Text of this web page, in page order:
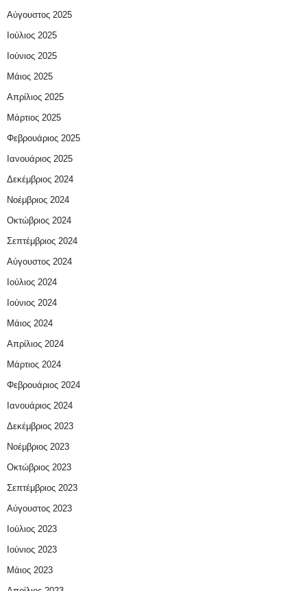
Αύγουστος 2025
Ιούλιος 2025
Ιούνιος 2025
Μάιος 2025
Απρίλιος 2025
Μάρτιος 2025
Φεβρουάριος 2025
Ιανουάριος 2025
Δεκέμβριος 2024
Νοέμβριος 2024
Οκτώβριος 2024
Σεπτέμβριος 2024
Αύγουστος 2024
Ιούλιος 2024
Ιούνιος 2024
Μάιος 2024
Απρίλιος 2024
Μάρτιος 2024
Φεβρουάριος 2024
Ιανουάριος 2024
Δεκέμβριος 2023
Νοέμβριος 2023
Οκτώβριος 2023
Σεπτέμβριος 2023
Αύγουστος 2023
Ιούλιος 2023
Ιούνιος 2023
Μάιος 2023